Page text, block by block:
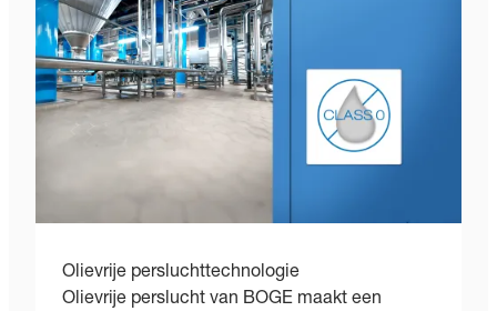
Olievrije persluchttechnologie
Olievrije perslucht van BOGE maakt een